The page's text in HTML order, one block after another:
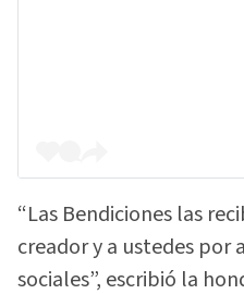
“Las Bendiciones las
creador y a ustedes por
sociales”, escribió la